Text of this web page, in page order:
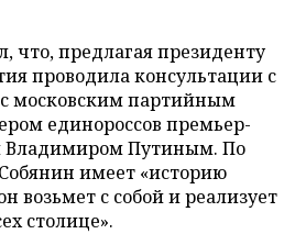
что, предлагая президенту
проводила консультации с
московским партийным
единороссов премьер-
Владимиром Путиным. По
имеет «историю
возьмет с собой и реализует
столице».